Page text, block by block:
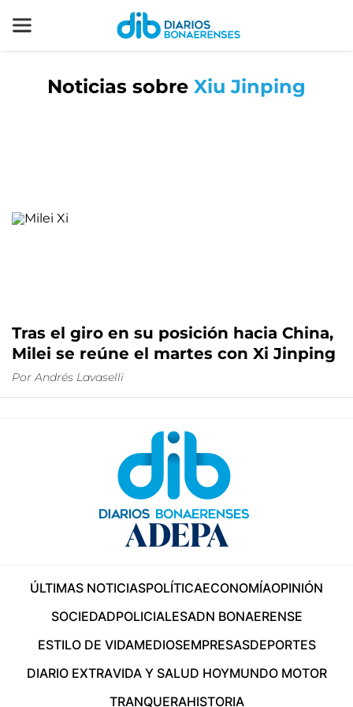
Noticias sobre Xiu Jinping
Tras el giro en su posición hacia China,
Milei se reúne el martes con Xi Jinping
Por Andrés Lavaselli
ÚLTIMAS NOTICIASPOLÍTICAECONOMÍAOPINIÓN
SOCIEDADPOLICIALESADN BONAERENSE
ESTILO DE VIDAMEDIOSEMPRESASDEPORTES
DIARIO EXTRAVIDA Y SALUD HOYMUNDO MOTOR
TRANQUERAHISTORIA